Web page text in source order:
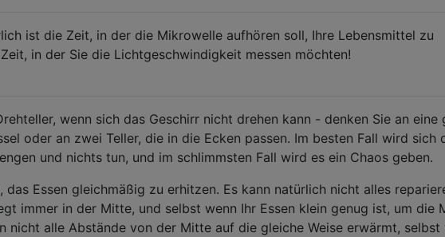
ist die Zeit, in der die Mikrowelle aufhören soll, Ihre Lebensmittel zu
in der Sie die Lichtgeschwindigkeit messen möchten!
wenn sich das Geschirr nicht drehen kann - denken Sie an eine
oder an zwei Teller, die in die Ecken passen. Im besten Fall wird sich
und nichts tun, und im schlimmsten Fall wird es ein Chaos geben.
das Essen gleichmäßig zu erhitzen. Es kann natürlich nicht alles
immer in der Mitte, und selbst wenn Ihr Essen klein genug ist, um die
nicht alle Abstände von der Mitte auf die gleiche Weise erwärmt, selbst